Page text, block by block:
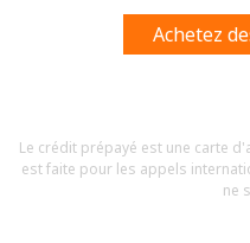
Restez en contact pour
Achetez
Le crédit prépayé est une carte
est faite pour les appels
ne